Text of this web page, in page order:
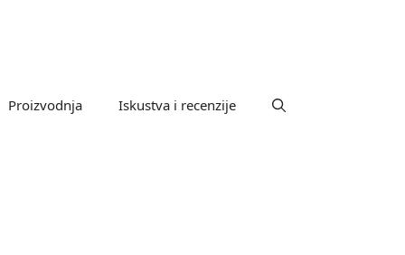
Proizvodnja Iskustva i recenzije